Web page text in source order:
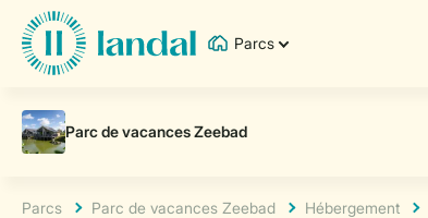
Parcs
Parcs Parc de vacances Zeebad Hébergement